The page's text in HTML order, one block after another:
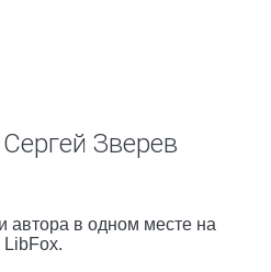
Зверев
автора в одном месте на
LibFox.